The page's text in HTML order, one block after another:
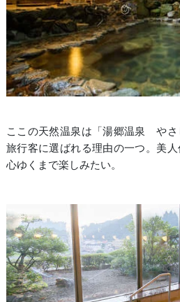
ここの天然温泉は「湯郷温泉 や
旅行客に選ばれる理由の一つ。美
心ゆくまで楽しみたい。